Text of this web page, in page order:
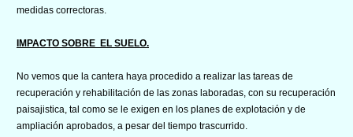
medidas correctoras.
IMPACTO SOBRE EL SUELO.
No vemos que la cantera haya procedido a realizar las tareas de
recuperación y rehabilitación de las zonas laboradas, con su recuperación
paisajistica, tal como se le exigen en los planes de explotación y de
ampliación aprobados, a pesar del tiempo trascurrido.